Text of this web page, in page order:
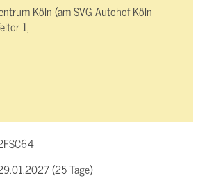
Köln (am SVG-Autohof Köln-
1,
(25 Tage)